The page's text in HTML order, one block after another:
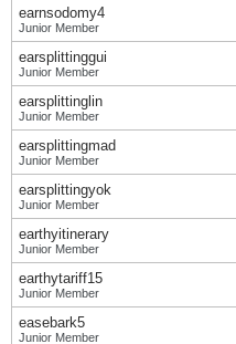
earnsodomy4
Junior Member
earsplittinggui
Junior Member
earsplittinglin
Junior Member
earsplittingmad
Junior Member
earsplittingyok
Junior Member
earthyitinerary
Junior Member
earthytariff15
Junior Member
easebark5
Junior Member